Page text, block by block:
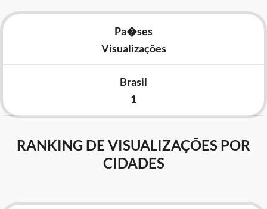
Pa�ses
Visualizações
Brasil
1
RANKING DE VISUALIZAÇÕES POR
CIDADES